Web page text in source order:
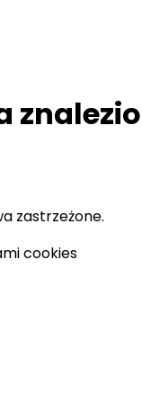
zastrzeżone.
cookies